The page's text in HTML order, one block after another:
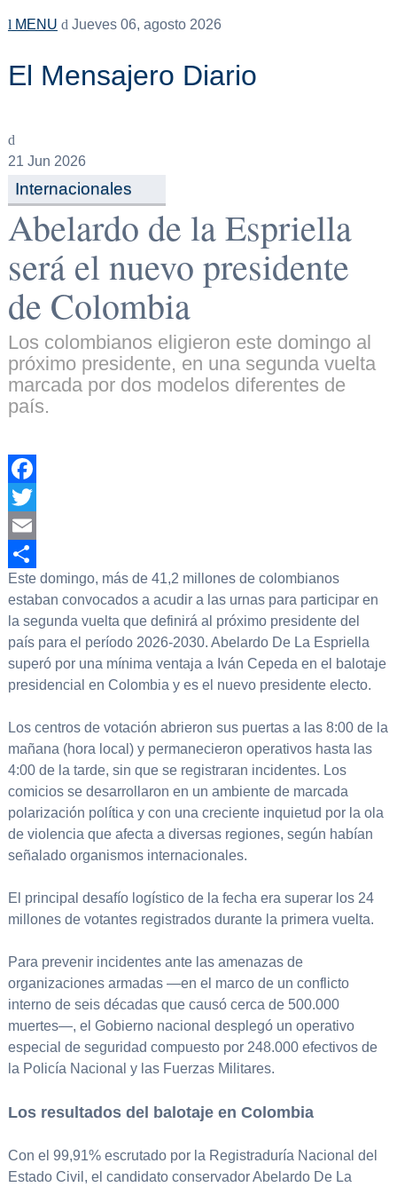
MENU Jueves 06, agosto 2026
El Mensajero Diario
21 Jun 2026
Internacionales
Abelardo de la Espriella
será el nuevo presidente
de Colombia
Los colombianos eligieron este domingo al
próximo presidente, en una segunda vuelta
marcada por dos modelos diferentes de
país.
Facebook
Twitter
Email
Compartir
Este domingo, más de 41,2 millones de colombianos
estaban convocados a acudir a las urnas para participar en
la segunda vuelta que definirá al próximo presidente del
país para el período 2026-2030. Abelardo De La Espriella
superó por una mínima ventaja a Iván Cepeda en el balotaje
presidencial en Colombia y es el nuevo presidente electo.
Los centros de votación abrieron sus puertas a las 8:00 de la
mañana (hora local) y permanecieron operativos hasta las
4:00 de la tarde, sin que se registraran incidentes. Los
comicios se desarrollaron en un ambiente de marcada
polarización política y con una creciente inquietud por la ola
de violencia que afecta a diversas regiones, según habían
señalado organismos internacionales.
El principal desafío logístico de la fecha era superar los 24
millones de votantes registrados durante la primera vuelta.
Para prevenir incidentes ante las amenazas de
organizaciones armadas —en el marco de un conflicto
interno de seis décadas que causó cerca de 500.000
muertes—, el Gobierno nacional desplegó un operativo
especial de seguridad compuesto por 248.000 efectivos de
la Policía Nacional y las Fuerzas Militares.
Los resultados del balotaje en Colombia
Con el 99,91% escrutado por la Registraduría Nacional del
Estado Civil, el candidato conservador Abelardo De La